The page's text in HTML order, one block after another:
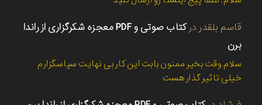
قاسم بلقدر در
کتاب صوتی و PDF معجزه شکرگزاری از راندا
برن
سلام وقت بخیر ممنون بابت این کار بی نهایت سپاسگزارم
خیلی تاثیر گذار هست